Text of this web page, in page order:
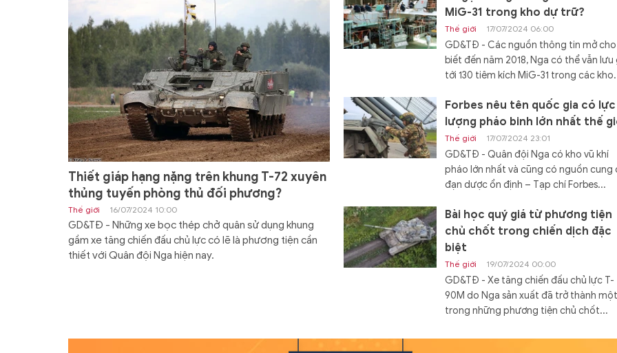
Thiết giáp hạng nặng trên khung T-72 xuyên
thủng tuyến phòng thủ đối phương?
Thế giới 16/07/2024 10:00
GD&TĐ - Những xe bọc thép chở quân sử dụng khung
gầm xe tăng chiến đấu chủ lực có lẽ là phương tiện cần
thiết với Quân đội Nga hiện nay.
MiG-31 trong kho dự trữ?
Thế giới 17/07/2024 06:00
GD&TĐ - Các nguồn thông tin mở cho
biết đến năm 2018, Nga có thể vẫn lưu
tới 130 tiêm kích MiG-31 trong các
Forbes nêu tên quốc gia có lực
lượng pháo binh lớn nhất thế
Thế giới 17/07/2024 23:01
GD&TĐ - Quân đội Nga có kho vũ khí
pháo lớn nhất và cũng có nguồn cung
đạn dược ổn định – Tạp chí Forbes...
Bài học quý giá từ phương tiện
chủ chốt trong chiến dịch đặc
biệt
Thế giới 19/07/2024 00:00
GD&TĐ - Xe tăng chiến đấu chủ lực T-
90M do Nga sản xuất đã trở thành một
trong những phương tiện chủ chốt...
Đóng hàng loạt tàu đổ bộ Dự